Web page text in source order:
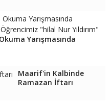
Yarışmasında
Maarif'in Kalbinde
Ramazan İftarı